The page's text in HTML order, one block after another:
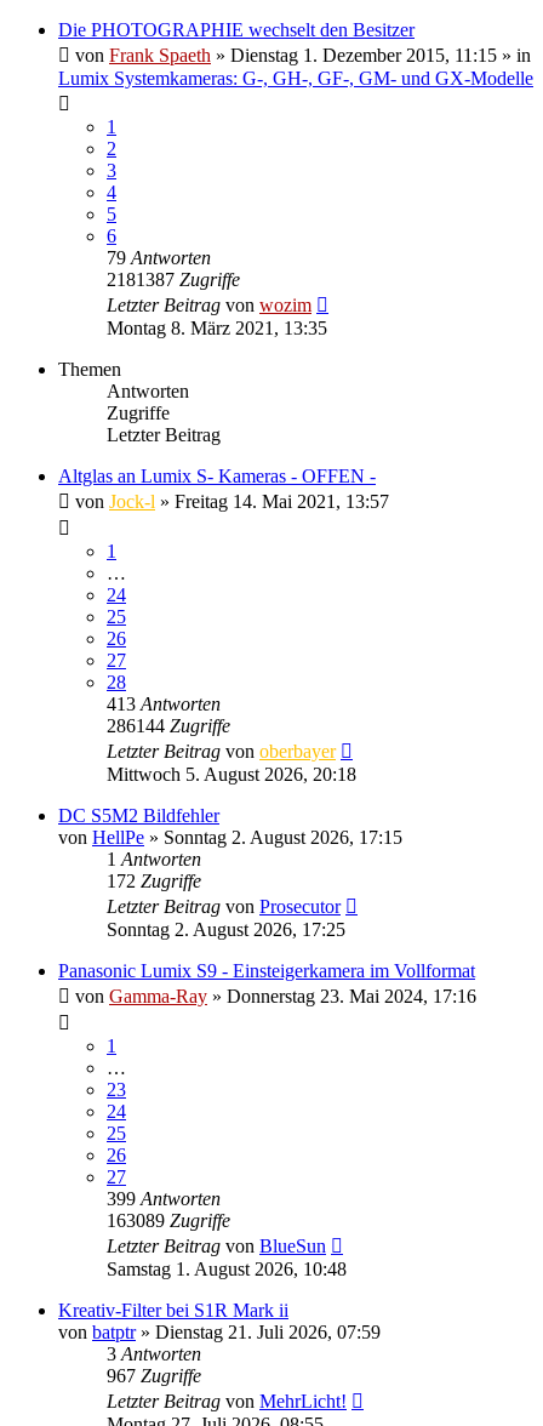
Die PHOTOGRAPHIE wechselt den Besitzer
von Frank Spaeth » Dienstag 1. Dezember 2015, 11:15 » in
Lumix Systemkameras: G-, GH-, GF-, GM- und GX-Modelle
1
2
3
4
5
6
79 Antworten
2181387 Zugriffe
Letzter Beitrag von wozim
Montag 8. März 2021, 13:35
Themen
Antworten
Zugriffe
Letzter Beitrag
Altglas an Lumix S- Kameras - OFFEN -
von Jock-l » Freitag 14. Mai 2021, 13:57
1
…
24
25
26
27
28
413 Antworten
286144 Zugriffe
Letzter Beitrag von oberbayer
Mittwoch 5. August 2026, 20:18
DC S5M2 Bildfehler
von HellPe » Sonntag 2. August 2026, 17:15
1 Antworten
172 Zugriffe
Letzter Beitrag von Prosecutor
Sonntag 2. August 2026, 17:25
Panasonic Lumix S9 - Einsteigerkamera im Vollformat
von Gamma-Ray » Donnerstag 23. Mai 2024, 17:16
1
…
23
24
25
26
27
399 Antworten
163089 Zugriffe
Letzter Beitrag von BlueSun
Samstag 1. August 2026, 10:48
Kreativ-Filter bei S1R Mark ii
von batptr» Dienstag 21. Juli 2026, 07:59
3 Antworten
967 Zugriffe
Letzter Beitrag von MehrLicht!